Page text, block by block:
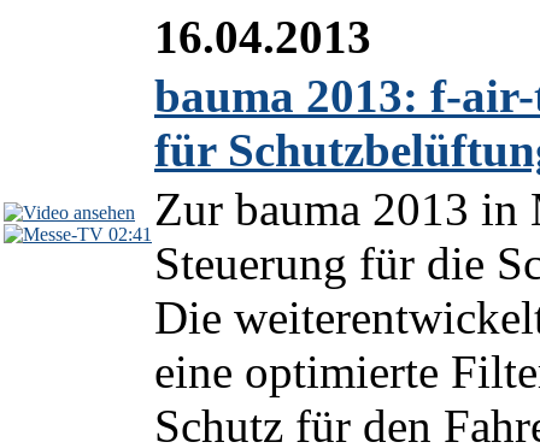
02:41
16.04.2013
bauma 2013: f-
für
Zur bauma 2013 in
Steuerung für die
Die
eine optimierte
Schutz für den